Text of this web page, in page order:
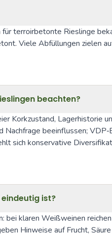
terroirbetonte Rieslinge
Viele Abfüllungen zielen
beachten?
Korkzustand, Lagerhistorie
beeinflussen;
sich konservative
ist?
bei klaren Weißweinen
Hinweise auf Frucht,